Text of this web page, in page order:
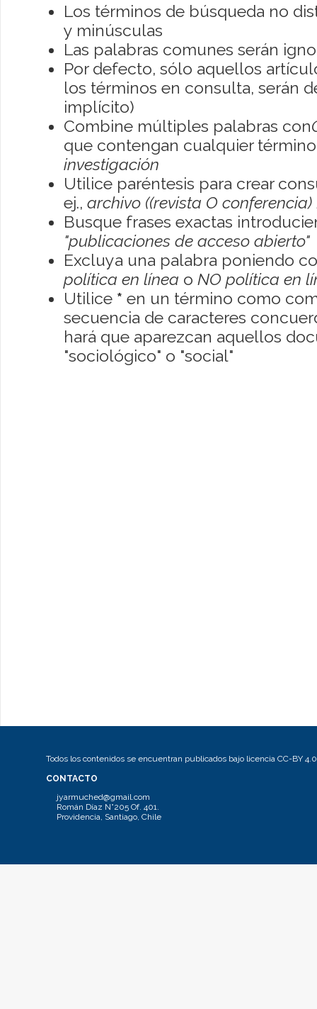
Los términos de búsqueda no
y minúsculas
Las palabras comunes serán
Por defecto, sólo aquellos
los términos en consulta, serán
implícito)
Combine múltiples palabras con
que contengan cualquier
investigación
Utilice paréntesis para crear
ej., archivo ((revista O conferencia)
Busque frases exactas
"publicaciones de acceso abierto"
Excluya una palabra poniendo
política en línea o NO política en
Utilice * en un término como
secuencia de caracteres
hará que aparezcan aquellos
"sociológico" o "social"
Todos los contenidos se encuentran publicados bajo licencia CC-BY 4.0
CONTACTO
jyarmuched@gmail.com
Román Díaz N°205 Of. 401.
Providencia, Santiago, Chile